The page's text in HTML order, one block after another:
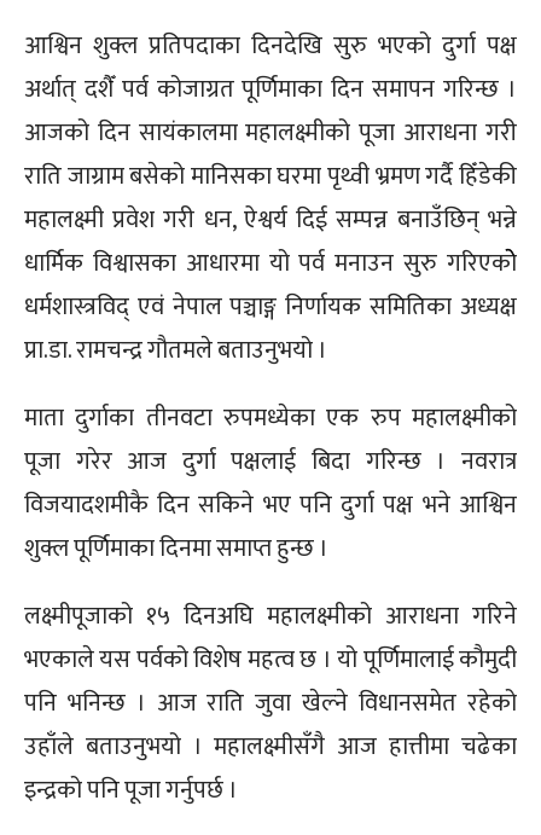
आश्विन शुक्ल प्रतिपदाका दिनदेखि सुरु भएको दुर्गा पक्ष
अर्थात् दशैँ पर्व कोजाग्रत पूर्णिमाका दिन समापन गरिन्छ ।
आजको दिन सायंकालमा महालक्ष्मीको पूजा आराधना गरी
राति जाग्राम बसेको मानिसका घरमा पृथ्वी भ्रमण गर्दै हिँडेकी
महालक्ष्मी प्रवेश गरी धन, ऐश्वर्य दिई सम्पन्न बनाउँछिन् भन्ने
धार्मिक विश्वासका आधारमा यो पर्व मनाउन सुरु गरिएकोे
धर्मशास्त्रविद् एवं नेपाल पञ्चाङ्ग निर्णायक समितिका अध्यक्ष
प्रा.डा. रामचन्द्र गौतमले बताउनुभयो ।
माता दुर्गाका तीनवटा रुपमध्येका एक रुप महालक्ष्मीको
पूजा गरेर आज दुर्गा पक्षलाई बिदा गरिन्छ । नवरात्र
विजयादशमीकै दिन सकिने भए पनि दुर्गा पक्ष भने आश्विन
शुक्ल पूर्णिमाका दिनमा समाप्त हुन्छ ।
लक्ष्मीपूजाको १५ दिनअघि महालक्ष्मीको आराधना गरिने
भएकाले यस पर्वको विशेष महत्व छ । यो पूर्णिमालाई कौमुदी
पनि भनिन्छ । आज राति जुवा खेल्ने विधानसमेत रहेको
उहाँले बताउनुभयो । महालक्ष्मीसँगै आज हात्तीमा चढेका
इन्द्रको पनि पूजा गर्नुपर्छ ।